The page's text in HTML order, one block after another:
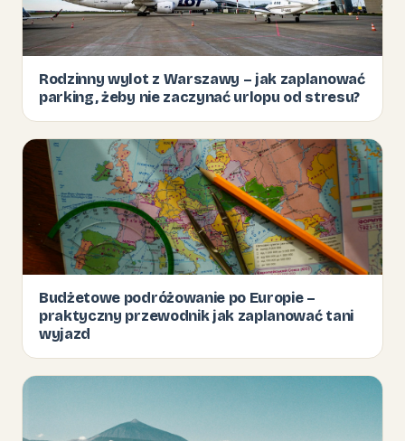
Rodzinny wylot z Warszawy – jak zaplanować
parking, żeby nie zaczynać urlopu od stresu?
Budżetowe podróżowanie po Europie –
praktyczny przewodnik jak zaplanować tani
wyjazd